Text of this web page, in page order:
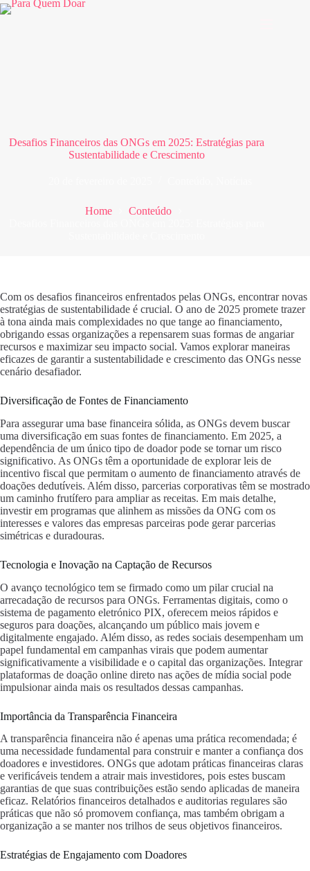
Pular
para
Desafios Financeiros das ONGs em 2025: Estratégias para
Sustentabilidade e Crescimento
Home
Conteúdo
Com os desafios financeiros enfrentados pelas ONGs, encontrar novas
estratégias de sustentabilidade é crucial. O ano de 2025 promete trazer
à tona ainda mais complexidades no que tange ao financiamento,
obrigando essas organizações a repensarem suas formas de angariar
recursos e maximizar seu impacto social. Vamos explorar maneiras
eficazes de garantir a sustentabilidade e crescimento das ONGs nesse
cenário desafiador.
Diversificação de Fontes de Financiamento
Para assegurar uma base financeira sólida, as ONGs devem buscar
uma diversificação em suas fontes de financiamento. Em 2025, a
dependência de um único tipo de doador pode se tornar um risco
significativo. As ONGs têm a oportunidade de explorar leis de
incentivo fiscal que permitam o aumento de financiamento através de
doações dedutíveis. Além disso, parcerias corporativas têm se mostrado
um caminho frutífero para ampliar as receitas. Em mais detalhe,
investir em programas que alinhem as missões da ONG com os
interesses e valores das empresas parceiras pode gerar parcerias
simétricas e duradouras.
Tecnologia e Inovação na Captação de Recursos
O avanço tecnológico tem se firmado como um pilar crucial na
arrecadação de recursos para ONGs. Ferramentas digitais, como o
sistema de pagamento eletrónico PIX, oferecem meios rápidos e
seguros para doações, alcançando um público mais jovem e
digitalmente engajado. Além disso, as redes sociais desempenham um
papel fundamental em campanhas virais que podem aumentar
significativamente a visibilidade e o capital das organizações. Integrar
plataformas de doação online direto nas ações de mídia social pode
impulsionar ainda mais os resultados dessas campanhas.
Importância da Transparência Financeira
A transparência financeira não é apenas uma prática recomendada; é
uma necessidade fundamental para construir e manter a confiança dos
doadores e investidores. ONGs que adotam práticas financeiras claras
e verificáveis tendem a atrair mais investidores, pois estes buscam
garantias de que suas contribuições estão sendo aplicadas de maneira
eficaz. Relatórios financeiros detalhados e auditorias regulares são
práticas que não só promovem confiança, mas também obrigam a
organização a se manter nos trilhos de seus objetivos financeiros.
Estratégias de Engajamento com Doadores